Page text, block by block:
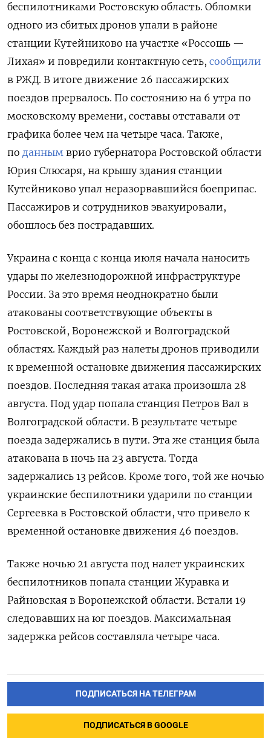
беспилотниками Ростовскую область. Обломки
одного из сбитых дронов упали в районе
станции Кутейниково на участке «Россошь —
Лихая» и повредили контактную сеть, сообщили
в РЖД. В итоге движение 26 пассажирских
поездов прервалось. По состоянию на 6 утра по
московскому времени, составы отставали от
графика более чем на четыре часа. Также,
по данным врио губернатора Ростовской области
Юрия Слюсаря, на крышу здания станции
Кутейниково упал неразорвавшийся боеприпас.
Пассажиров и сотрудников эвакуировали,
обошлось без пострадавших.
Украина с конца с конца июля начала наносить
удары по железнодорожной инфраструктуре
России. За это время неоднократно были
атакованы соответствующие объекты в
Ростовской, Воронежской и Волгоградской
областях. Каждый раз налеты дронов приводили
к временной остановке движения пассажирских
поездов. Последняя такая атака произошла 28
августа. Под удар попала станция Петров Вал в
Волгоградской области. В результате четыре
поезда задержались в пути. Эта же станция была
атакована в ночь на 23 августа. Тогда
задержались 13 рейсов. Кроме того, той же ночью
украинские беспилотники ударили по станции
Сергеевка в Ростовской области, что привело к
временной остановке движения 46 поездов.
Также ночью 21 августа под налет украинских
беспилотников попала станции Журавка и
Райновская в Воронежской области. Встали 19
следовавших на юг поездов. Максимальная
задержка рейсов составляла четыре часа.
ПОДПИСАТЬСЯ НА ТЕЛЕГРАМ
ПОДПИСАТЬСЯ В GOOGLE